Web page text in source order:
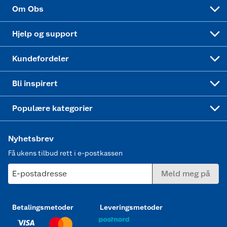
Om Obs
Hjelp og support
Kundefordeler
Bli inspirert
Populære kategorier
Nyhetsbrev
Få ukens tilbud rett i e-postkassen
E-postadresse Meld meg på
Betalingsmetoder Leveringsmetoder